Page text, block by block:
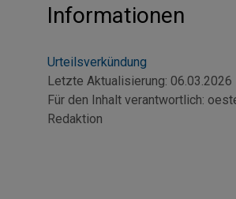
Informationen
Urteilsverkündung
Letzte Aktualisierung: 06.03.2026
Für den Inhalt verantwortlich:
Redaktion